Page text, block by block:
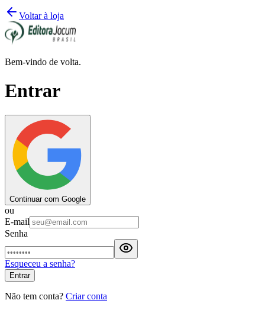
Voltar à loja
Bem-vindo de volta.
Entrar
Continuar com Google
ou
E-mail
Senha
Esqueceu a senha?
Entrar
Não tem conta? Criar conta